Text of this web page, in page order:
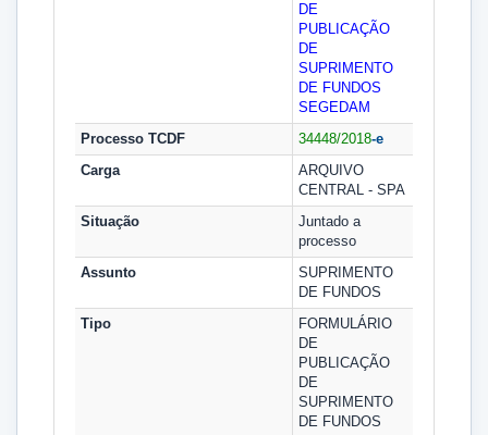
DE
PUBLICAÇÃO
DE
SUPRIMENTO
DE FUNDOS
SEGEDAM
Processo TCDF
34448/2018-e
Carga
ARQUIVO
CENTRAL - SPA
Situação
Juntado a
processo
Assunto
SUPRIMENTO
DE FUNDOS
Tipo
FORMULÁRIO
DE
PUBLICAÇÃO
DE
SUPRIMENTO
DE FUNDOS